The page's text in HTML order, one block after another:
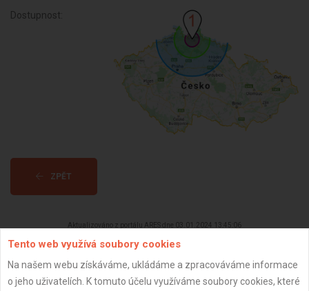
Dostupnost:
ZPĚT
Aktualizováno z portálu ARES dne 03.01.2024 13:45:06
Tento web využívá soubory cookies
Na našem webu získáváme, ukládáme a zpracováváme informace
o jeho uživatelích. K tomuto účelu využíváme soubory cookies, které